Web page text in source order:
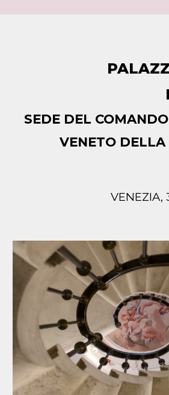
SEDE DEL
VENETO
VENEZIA,